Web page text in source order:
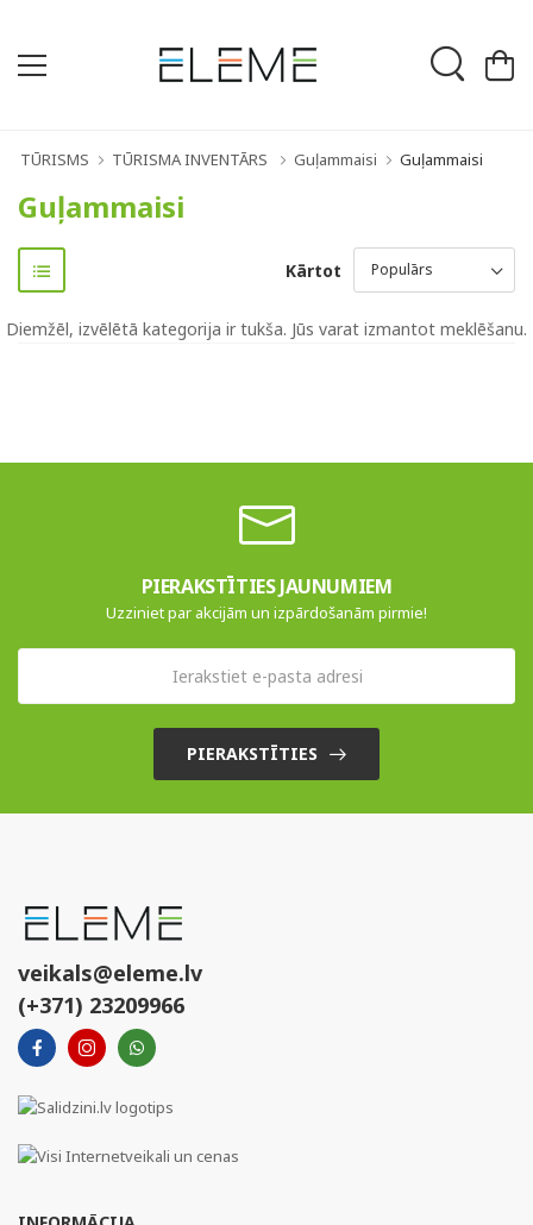
TŪRISMS TŪRISMA INVENTĀRS Guļammaisi Guļammaisi
Guļammaisi
Kārtot
Diemžēl, izvēlētā kategorija ir tukša. Jūs varat izmantot meklēšanu.
PIERAKSTĪTIES JAUNUMIEM
Uzziniet par akcijām un izpārdošanām pirmie!
PIERAKSTĪTIES
veikals@eleme.lv
(+371) 23209966